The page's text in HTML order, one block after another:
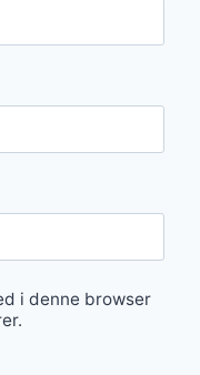
i denne browser